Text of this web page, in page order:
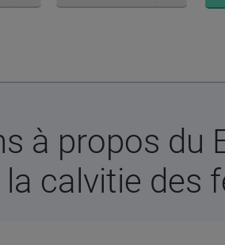
à propos du
calvitie des